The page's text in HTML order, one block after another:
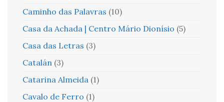
Caminho das Palavras (10)
Casa da Achada | Centro Mário Dionísio (5)
Casa das Letras (3)
Catalán (3)
Catarina Almeida (1)
Cavalo de Ferro (1)